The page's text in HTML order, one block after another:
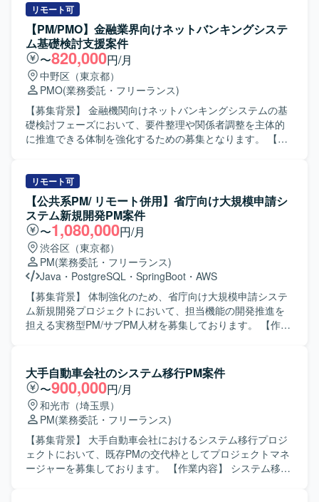
リモート可
【PM/PMO】金融業界向けネットバンキングシステ
ム基礎検討支援案件
〜820,000円/月
中野区（東京都）
PMO(業務委託・フリーランス)
【募集背景】 金融機関向けネットバンキングシステムの基
礎検討フェーズにおいて、要件整理や関係者調整を主体的
に推進できる体制を強化するための募集となります。 【作
関係者とのコミュニケーションを通じて、業務要件の整理
や課題の抽出・整理を行っていただきます。また、業務遂
行責任者として、要件定義に向けた論点整理や検討推進、
関係部署との合意形成支援など、上流工程全般をリードし
ていただきます。 【求める人物像】 関係者と円滑にコミュ
ニケーションを取りながら、主体的に検討をリードしてい
ただける方を求めております。金融業界の業務知見を活か
しつつ、論点整理や資料作成を通じて、構造的に物事を捉
えられる方が望ましいです。また、自立して業務を推進し
つつ、チームメンバーやステークホルダーと協調してプロ
ジェクトを前進させられる方を歓迎いたします。 【ポジシ
画検討の経験を深めていただけます。業務遂行責任者とし
て裁量を持って動くことができるため、PM／PMOや上流工
程のスキルをさらに強化したい方にとって、キャリア形成
上も大きな経験となるポジションです。 【開発環境】 本案
件は主に基礎検討および要件整理フェーズの業務となるた
め、特定の技術スタックよりも業務知見と上流工程スキル
が重視される環境となります。
リモート可
【公共系PM/ リモート併用】省庁向け大規模申請シ
ステム新規開発PM案件
〜1,080,000円/月
渋谷区（東京都）
PM(業務委託・フリーランス)
Java ・ PostgreSQL ・ SpringBoot ・ AWS
【募集背景】 体制強化のため、省庁向け大規模申請システ
ム新規開発プロジェクトにおいて、担当機能の開発推進を
担える実務型PM/サブPM人材を募集しております。 【作業
いただきます。利用者増加に伴う手続負荷の軽減と業務効
率化を目的としたシステムの開発を進めていただきます。
具体的には、担当機能の開発推進、進捗・課題・リスク管
理、仕様整理や不明点の確認、論点整理、元請への報告、
関係者調整、他チームや関連部署との横断調整、各種資料
作成などを行っていただきます。 【求める人物像】 複数部
門・複数組織が関わる大規模案件の中で、主体的に論点を
整理しながら関係者と円滑にコミュニケーションを取り、
大手自動車会社のシステム移行PM案件
〜900,000円/月
和光市（埼玉県）
PM(業務委託・フリーランス)
【募集背景】 大手自動車会社におけるシステム移行プロジ
ェクトにおいて、既存PMの交代枠としてプロジェクトマネ
ージャーを募集しております。 【作業内容】 システム移行